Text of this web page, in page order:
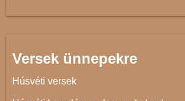
Versek ünnepekre
Húsvéti versek